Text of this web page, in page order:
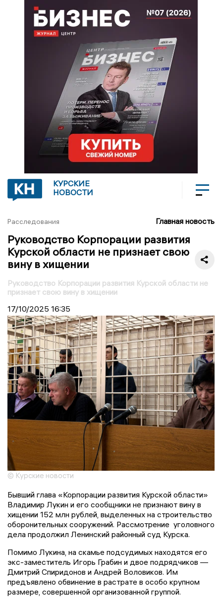
КУРСКИЕ
НОВОСТИ
Расследования Главная новость
Руководство Корпорации развития
Курской области не признает свою
вину в хищении
Руководство Корпорации развития Курской области не
признает свою вину в хищении
17/10/2025 16:35
© Курские новости
Бывший глава «Корпорации развития Курской области»
Владимир Лукин и его сообщники не признают вину в
хищении 152 млн рублей, выделенных на строительство
оборонительных сооружений. Рассмотрение уголовного
дела продолжил Ленинский районный суд Курска.
Помимо Лукина, на скамье подсудимых находятся его
экс-заместитель Игорь Грабин и двое подрядчиков —
Дмитрий Спиридонов и Андрей Воловиков. Им
предъявлено обвинение в растрате в особо крупном
размере, совершенной организованной группой.